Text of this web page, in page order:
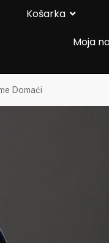
Košarka
Moja
Domaći